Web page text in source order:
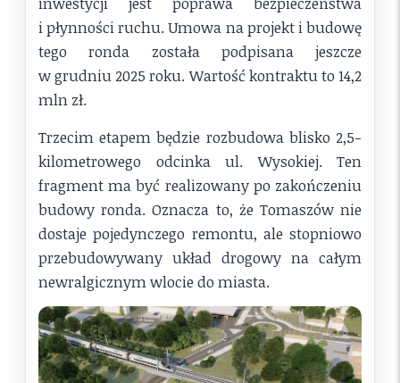
i płynności ruchu. Umowa na projekt i budowę
tego ronda została podpisana jeszcze
w grudniu 2025 roku. Wartość kontraktu to 14,2
mln zł.
Trzecim etapem będzie rozbudowa blisko 2,5-
kilometrowego odcinka ul. Wysokiej. Ten
fragment ma być realizowany po zakończeniu
budowy ronda. Oznacza to, że Tomaszów nie
dostaje pojedynczego remontu, ale stopniowo
przebudowywany układ drogowy na całym
newralgicznym wlocie do miasta.